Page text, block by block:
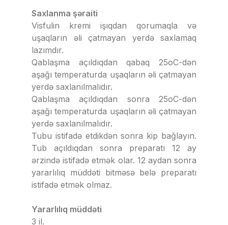
Saxlanma şəraiti
Visfulin kremi işıqdan qorumaqla və
uşaqların əli çatmayan yerdə saxlamaq
lazımdır.
Qablaşma açıldıqdan qabaq 25oC-dən
aşağı temperaturda uşaqların əli çatmayan
yerdə saxlanılmalıdır.
Qablaşma açıldıqdan sonra 25oC-dən
aşağı temperaturda uşaqların əli çatmayan
yerdə saxlanılmalıdır.
Tubu istifadə etdikdən sonra kip bağlayın.
Tub açıldıqdan sonra preparatı 12 ay
ərzində istifadə etmək olar. 12 aydan sonra
yararlılıq müddəti bitməsə belə preparatı
istifadə etmək olmaz.
Yararlılıq müddəti
3 il.